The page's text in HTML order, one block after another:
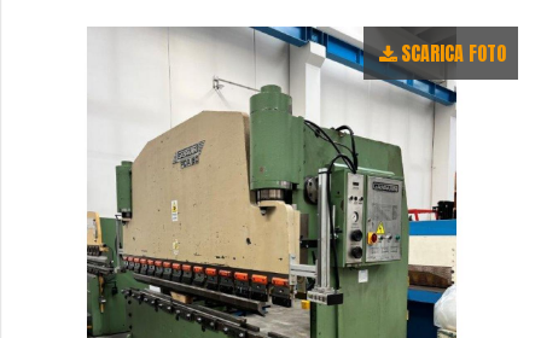
SCARICA FOTO